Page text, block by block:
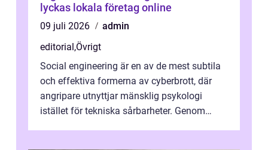
lyckas lokala företag online
09 juli 2026
admin
editorial ,Övrigt
Social engineering är en av de mest subtila
och effektiva formerna av cyberbrott, där
angripare utnyttjar mänsklig psykologi
istället för tekniska sårbarheter. Genom